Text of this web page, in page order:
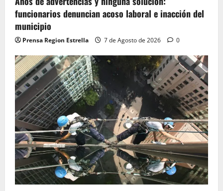
funcionarios denuncian acoso laboral e inacción del
municipio
Prensa Region Estrella 7 de Agosto de 2026 0